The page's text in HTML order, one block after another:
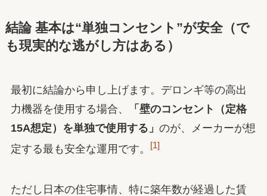
結論 基本は“単独コンセント”が安全（で
も現実的な逃がし方はある）
最初に結論から申し上げます。デロンギ等の高出
力機器を使用する場合、
「壁のコンセント（定格
15A想定）を単独で使用する」 のが、メーカーが想
定する最も安全な運用です。
[1]
ただし日本の住宅事情、特に築年数が経過した賃